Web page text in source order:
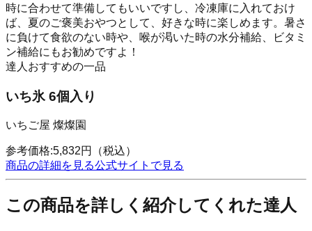
時に合わせて準備してもいいですし、冷凍庫に入れておけ
ば、夏のご褒美おやつとして、好きな時に楽しめます。暑さ
に負けて食欲のない時や、喉が渇いた時の水分補給、ビタミ
ン補給にもお勧めですよ！
達人おすすめの一品
いち氷 6個入り
いちご屋 燦燦園
参考価格:5,832円
（税込）
商品の詳細を見る公式サイトで見る
この商品を詳しく紹介してくれた達人